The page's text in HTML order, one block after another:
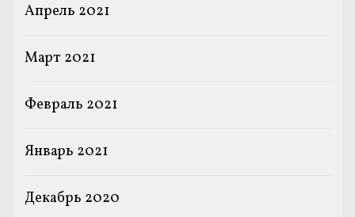
Апрель 2021
Март 2021
Февраль 2021
Январь 2021
Декабрь 2020